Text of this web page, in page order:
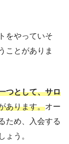
をやっていそ
ことがありま
つとして、サロ
あります。オー
ため、入会する
ょう。